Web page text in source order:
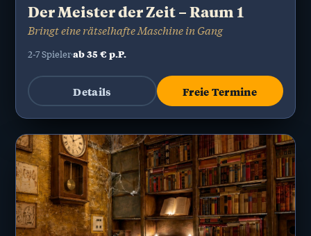
Der Meister der Zeit – Raum 1
Bringt eine rätselhafte Maschine in Gang
2-7 Spielerab 35 € p.P.
Details Freie Termine